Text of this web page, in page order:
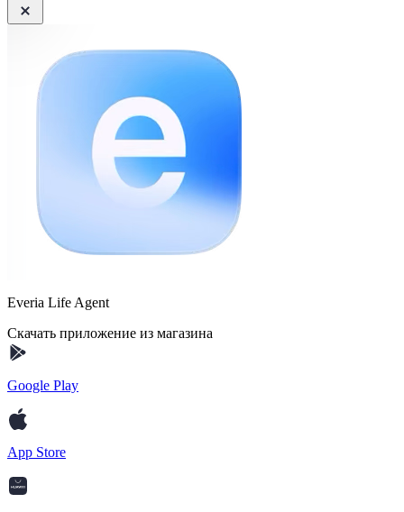
Everia Life Agent
Скачать приложение из магазина
Google Play
App Store